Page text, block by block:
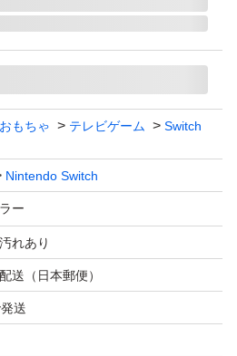
もちゃ テレビゲーム
Switch
Nintendo Switch
ー
れあり
送（日本郵便）
送